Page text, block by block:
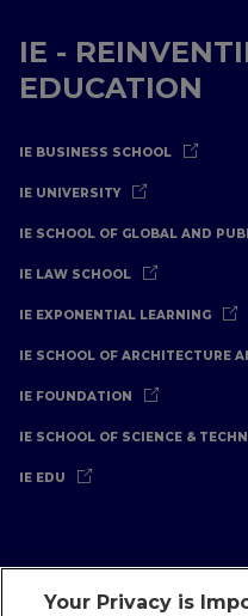
IE -
EDUCATION
IE BUSINESS SCHOOL
IE UNIVERSITY
IE SCHOOL OF GLOBAL AND
IE LAW SCHOOL
IE EXPONENTIAL LEARNING
IE SCHOOL OF ARCHITECTURE
IE FOUNDATION
IE SCHOOL OF SCIENCE &
IE EDU
Your Privacy is